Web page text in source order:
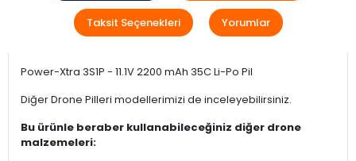
Taksit Seçenekleri Yorumlar
Power-Xtra 3S1P - 11.1V 2200 mAh 35C Li-Po Pil
Diğer Drone Pilleri modellerimizi de inceleyebilirsiniz.
Bu ürünle beraber kullanabileceğiniz diğer drone
malzemeleri: